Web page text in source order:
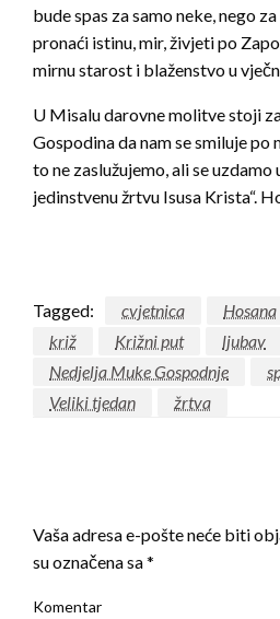
bude spas za samo neke, nego
pronaći istinu, mir, živjeti po
mirnu starost i blaženstvo u
U Misalu darovne molitve stoji
Gospodina da nam se smiluje po
to ne zaslužujemo, ali se
jedinstvenu žrtvu Isusa Krista“.
Tagged: cvjetnica Hosana
križ
Križni put
ljubav
Nedjelja Muke Gospodnje
Veliki tjedan
žrtva
Vaša adresa e-pošte neće biti
su označena sa*
Komentar